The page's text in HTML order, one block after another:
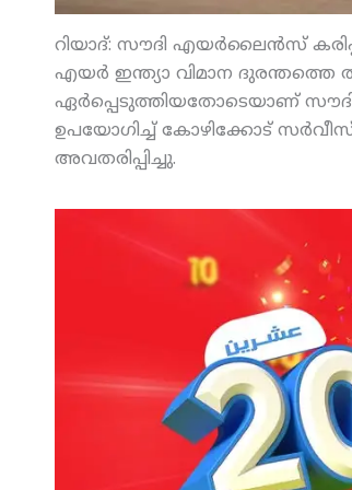
റിയാദ്: സൗദി എയര്‍ലൈന്‍സ്
എയര്‍ ഇന്ത്യാ വിമാന ദുരന്തത്തെ
ഏര്‍പ്പെടുത്തിയതോടെയാണ്
ഉപയോഗിച്ച് കോഴിക്കോട്
അവതരിപ്പിച്ചു.